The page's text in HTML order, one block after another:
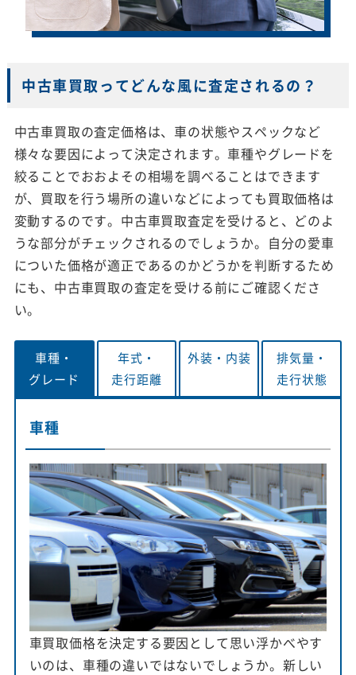
中古車買取ってどんな風に査定されるの？
中古車買取の査定価格は、車の状態やスペックなど
様々な要因によって決定されます。車種やグレードを
絞ることでおおよその相場を調べることはできます
が、買取を行う場所の違いなどによっても買取価格は
変動するのです。中古車買取査定を受けると、どのよ
うな部分がチェックされるのでしょうか。自分の愛車
についた価格が適正であるのかどうかを判断するため
にも、中古車買取の査定を受ける前にご確認くださ
い。
車種・
グレード
年式・
走行距離
外装・ 内装
排気量・
走行状態
車種
車買取価格を決定する要因として思い浮かべやす
いのは、車種の違いではないでしょうか。新しい